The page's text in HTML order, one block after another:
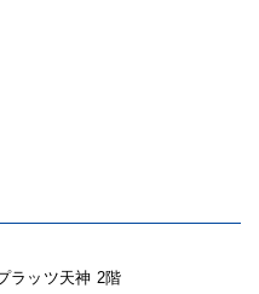
ラッツ天神 2階